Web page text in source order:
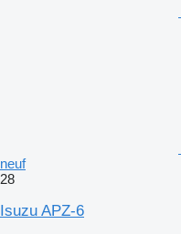
neuf
28
Isuzu APZ-6